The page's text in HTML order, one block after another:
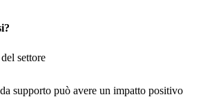
settore
supporto può avere un impatto positivo